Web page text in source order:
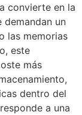
convierte en la
un
las memorias
este
más
dentro del
a una